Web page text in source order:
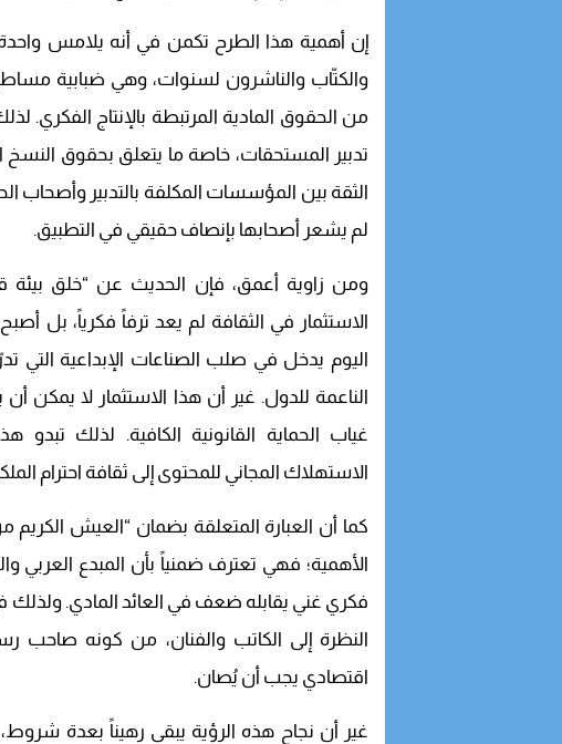
إن أهمية هذا الطرح تكمن في أنه يلامس
والكتّاب والناشرون لسنوات، وهي ضبابية
من الحقوق المادية المرتبطة بالإنتاج
تدبير المستحقات، خاصة ما يتعلق بحقوق النسخ
الثقة بين المؤسسات المكلفة بالتدبير وأصحاب
لم يشعر أصحابها بإنصاف حقيقي في التطبيق.
ومن زاوية أعمق، فإن الحديث عن “خلق بيئة
الاستثمار في الثقافة لم يعد ترفاً فكرياً، بل
اليوم يدخل في صلب الصناعات الإبداعية
الناعمة للدول. غير أن هذا الاستثمار لا يمكن
غياب الحماية القانونية الكافية. لذلك تبدو
الاستهلاك المجاني للمحتوى إلى ثقافة احترام
كما أن العبارة المتعلقة بضمان “العيش الكريم من
الأهمية؛ فهي تعترف ضمنياً بأن المبدع العربي
فكري غني يقابله ضعف في العائد المادي. ولذلك
النظرة إلى الكاتب والفنان، من كونه
اقتصادي يجب أن يُصان.
غير أن نجاح هذه الرؤية يبقى رهيناً بعدة